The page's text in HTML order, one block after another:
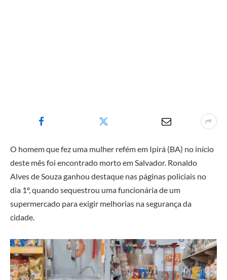
O homem que fez uma mulher refém em Ipirá (BA) no início
deste mês foi encontrado morto em Salvador. Ronaldo
Alves de Souza ganhou destaque nas páginas policiais no
dia 1º, quando sequestrou uma funcionária de um
supermercado para exigir melhorias na segurança da
cidade.